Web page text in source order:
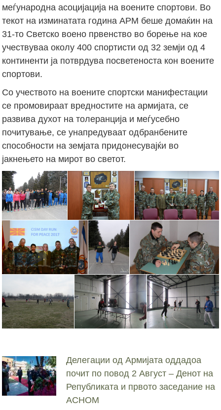
меѓународна асоцијација на воените спортови. Во
текот на изминатата година АРМ беше домаќин на
31-то Светско воено првенство во борење на кое
учествуваа околу 400 спортисти од 32 земји од 4
континенти ја потврдува посветеноста кон воените
спортови.
Со учеството на воените спортски манифестации
се промовираат вредностите на армијата, се
развива духот на толеранција и меѓусебно
почитување, се унапредуваат одбранбените
способности на земјата придонесувајќи во
јакнењето на мирот во светот.
Делегации од Армијата оддадоа
почит по повод 2 Август – Денот на
Републиката и првото заседание на
АСНОМ